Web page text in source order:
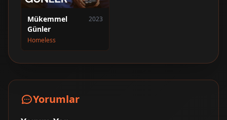
Mükemmel
Günler
2023
Homeless
Yorumlar